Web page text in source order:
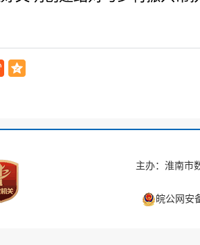
主办：淮南市
皖公网安